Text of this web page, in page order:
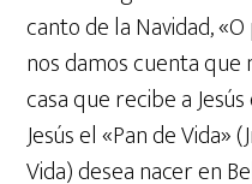
canto de la Navidad,
nos damos cuenta
casa que recibe a
Jesús el «Pan de Vida»
Vida) desea nacer en